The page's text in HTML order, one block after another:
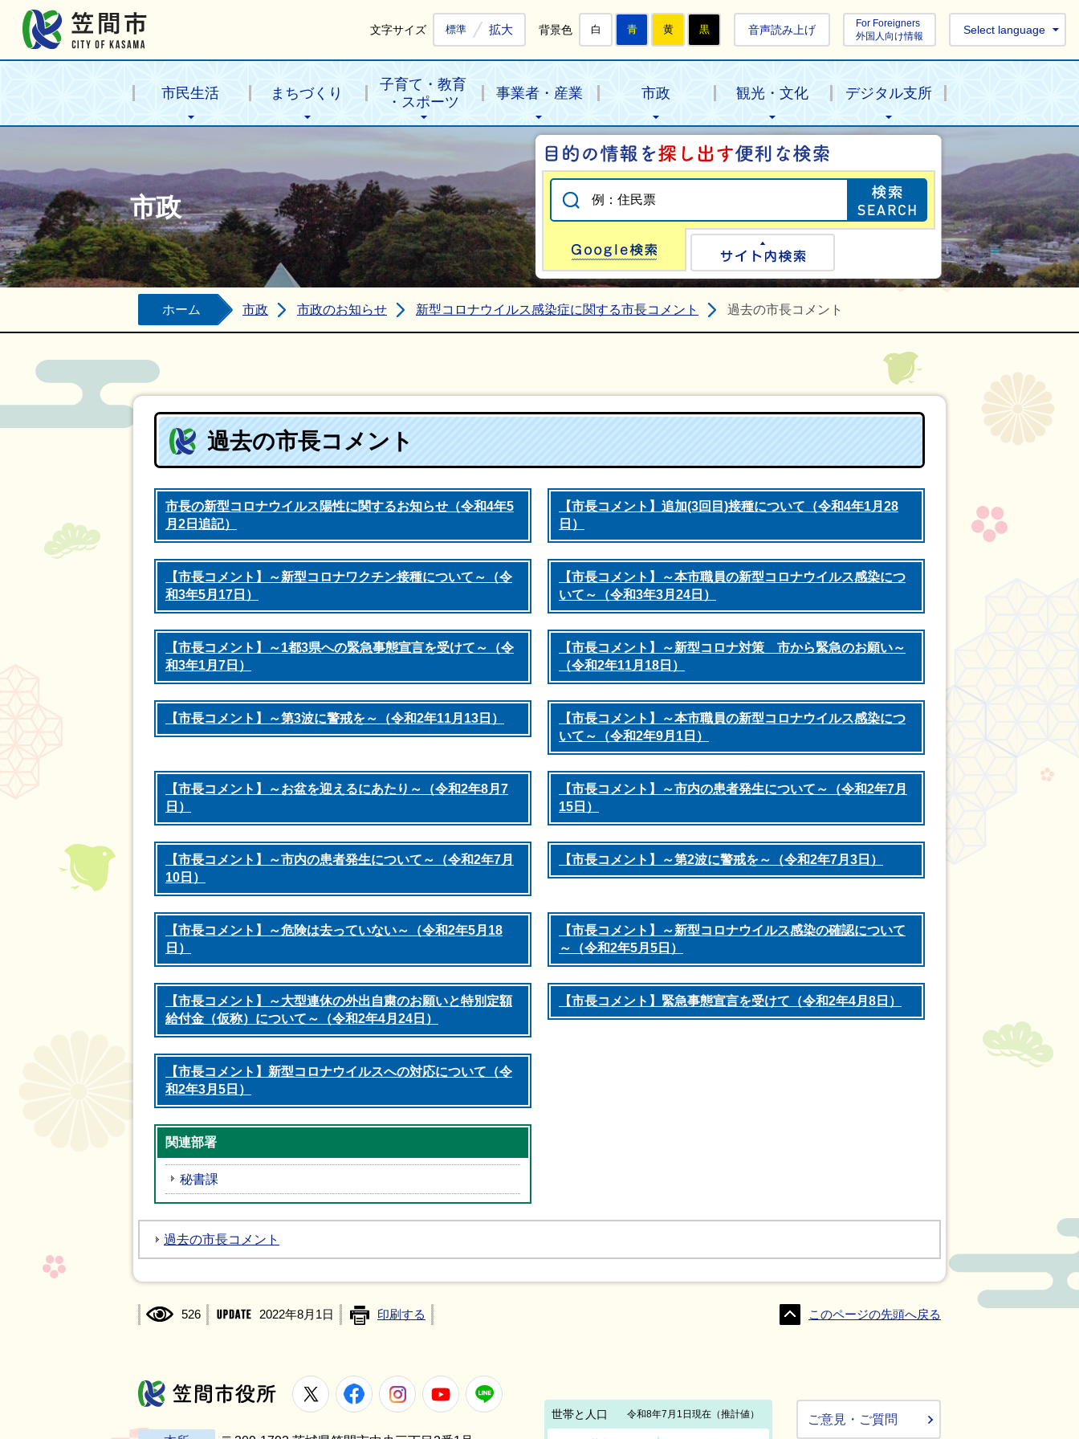
文字サイズ 標準 拡大 背景色 白 青 黄 黒 音声読み上げ
For Foreigners
外国人向け情報
Select language
市民生活 まちづくり
子育て・教育
・スポーツ
事業者・産業 市政 観光・文化 デジタル支所
市政
目的の情報を探
Google検索
ホーム 市政 市政のお知らせ 新型コロナウイルス感染症に関する市長コメント 過去の市長コメント
過去の市長コメント
市長の新型コロナウイルス陽性に関するお知らせ（令和4年5
月2日追記）
【市長コメント】追加(3回目)接種について（令和4年1月28
日）
【市長コメント】～新型コロナワクチン接種について～（令
和3年5月17日）
【市長コメント】～本市職員の新型コロナウイルス感染につ
いて～（令和3年3月24日）
【市長コメント】～1都3県への緊急事態宣言を受けて～（令
和3年1月7日）
【市長コメント】～新型コロナ対策 市から緊急のお願い～
（令和2年11月18日）
【市長コメント】～第3波に警戒を～（令和2年11月13日）
【市長コメント】～本市職員の新型コロナウイルス感染につ
いて～（令和2年9月1日）
【市長コメント】～お盆を迎えるにあたり～（令和2年8月7
日）
【市長コメント】～市内の患者発生について～（令和2年7月
15日）
【市長コメント】～市内の患者発生について～（令和2年7月
10日）
【市長コメント】～第2波に警戒を～（令和2年7月3日）
【市長コメント】～危険は去っていない～（令和2年5月18
日）
【市長コメント】～新型コロナウイルス感染の確認について
～（令和2年5月5日）
【市長コメント】～大型連休の外出自粛のお願いと特別定額
給付金（仮称）について～（令和2年4月24日）
【市長コメント】緊急事態宣言を受けて（令和2年4月8日）
【市長コメント】新型コロナウイルスへの対応について（令
和2年3月5日）
関連部署
秘書課
過去の市長コメント
526 2022年8月1日 印刷する このページの先頭へ戻る
笠間市役所
X FacebookInstagramYoutube
ご意見・ご質問